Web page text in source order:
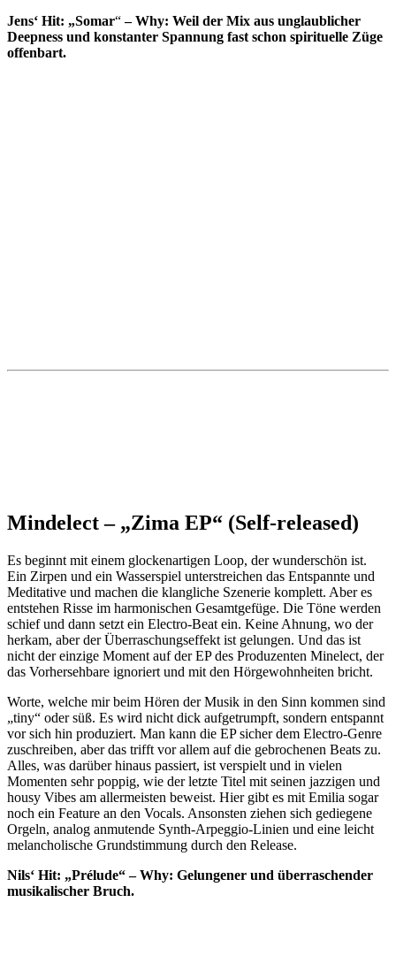
Jens‘ Hit: „Somar“– Why: Weil der Mix aus unglaublicher
Deepness und konstanter Spannung fast schon spirituelle Züge
offenbart.
Mindelect – „Zima EP“ (Self-released)
Es beginnt mit einem glockenartigen Loop, der wunderschön ist.
Ein Zirpen und ein Wasserspiel unterstreichen das Entspannte und
Meditative und machen die klangliche Szenerie komplett. Aber es
entstehen Risse im harmonischen Gesamtgefüge. Die Töne werden
schief und dann setzt ein Electro-Beat ein. Keine Ahnung, wo der
herkam, aber der Überraschungseffekt ist gelungen. Und das ist
nicht der einzige Moment auf der EP des Produzenten Minelect, der
das Vorhersehbare ignoriert und mit den Hörgewohnheiten bricht.
Worte, welche mir beim Hören der Musik in den Sinn kommen sind
„tiny“ oder süß. Es wird nicht dick aufgetrumpft, sondern entspannt
vor sich hin produziert. Man kann die EP sicher dem Electro-Genre
zuschreiben, aber das trifft vor allem auf die gebrochenen Beats zu.
Alles, was darüber hinaus passiert, ist verspielt und in vielen
Momenten sehr poppig, wie der letzte Titel mit seinen jazzigen und
housy Vibes am allermeisten beweist. Hier gibt es mit Emilia sogar
noch ein Feature an den Vocals. Ansonsten ziehen sich gediegene
Orgeln, analog anmutende Synth-Arpeggio-Linien und eine leicht
melancholische Grundstimmung durch den Release.
Nils‘ Hit: „Prélude“ – Why: Gelungener und überraschender
musikalischer Bruch.